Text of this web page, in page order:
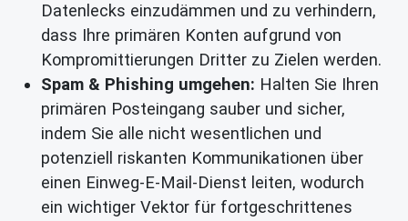
Datenlecks einzudämmen und zu verhindern,
dass Ihre primären Konten aufgrund von
Kompromittierungen Dritter zu Zielen werden.
Spam & Phishing umgehen: Halten Sie Ihren
primären Posteingang sauber und sicher,
indem Sie alle nicht wesentlichen und
potenziell riskanten Kommunikationen über
einen Einweg-E-Mail-Dienst leiten, wodurch
ein wichtiger Vektor für fortgeschrittenes